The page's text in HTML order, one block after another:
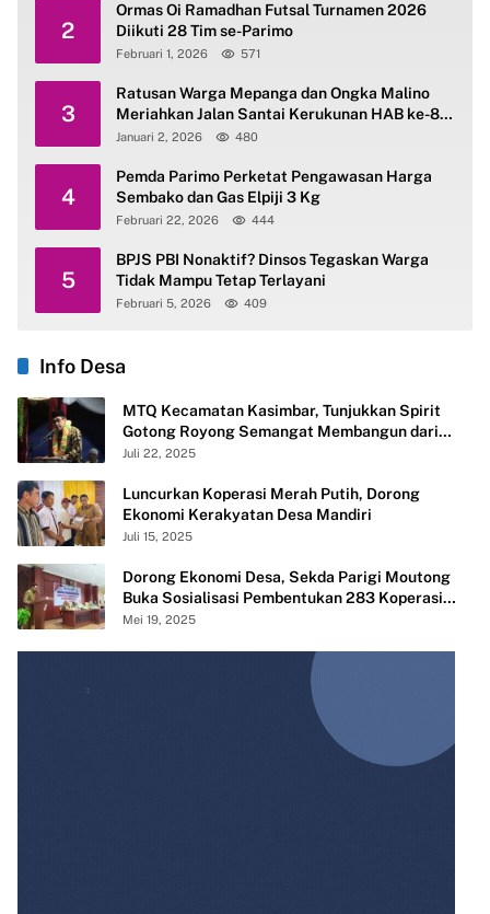
2
Ormas Oi Ramadhan Futsal Turnamen 2026
Diikuti 28 Tim se-Parimo
Februari 1, 2026 571
3
Ratusan Warga Mepanga dan Ongka Malino
Meriahkan Jalan Santai Kerukunan HAB ke-80
Kemenag Parimo
Januari 2, 2026 480
4
Pemda Parimo Perketat Pengawasan Harga
Sembako dan Gas Elpiji 3 Kg
Februari 22, 2026 444
5
BPJS PBI Nonaktif? Dinsos Tegaskan Warga
Tidak Mampu Tetap Terlayani
Februari 5, 2026 409
Info Desa
MTQ Kecamatan Kasimbar, Tunjukkan Spirit
Gotong Royong Semangat Membangun dari
Desa
Juli 22, 2025
Luncurkan Koperasi Merah Putih, Dorong
Ekonomi Kerakyatan Desa Mandiri
Juli 15, 2025
Dorong Ekonomi Desa, Sekda Parigi Moutong
Buka Sosialisasi Pembentukan 283 Koperasi
Merah Putih
Mei 19, 2025